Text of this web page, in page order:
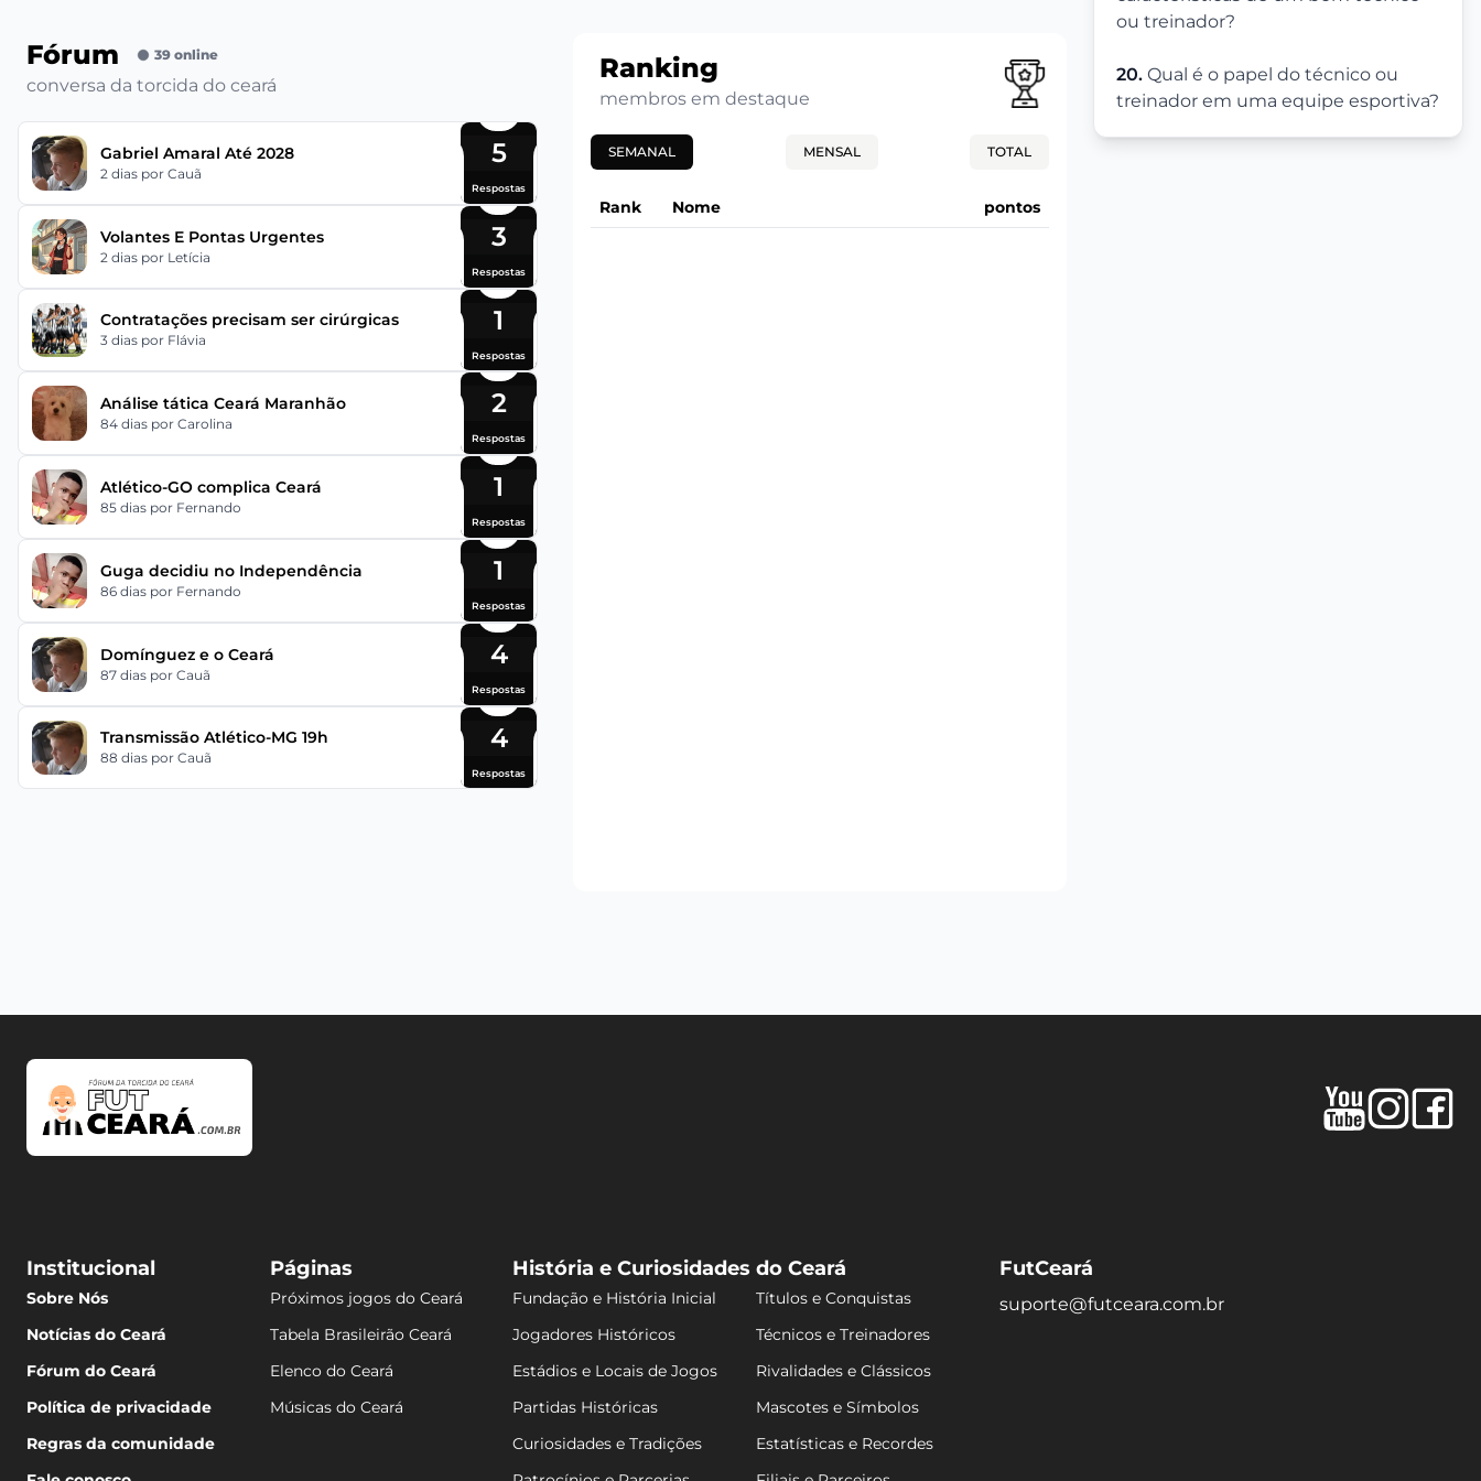
ou treinador?
20. Qual é o papel do técnico ou
treinador em uma equipe esportiva?
Fórum 39 online
conversa da torcida do ceará
Gabriel Amaral Até 2028
2 dias por Cauã
5
Respostas
Volantes E Pontas Urgentes
2 dias por Letícia
3
Respostas
Contratações precisam ser cirúrgicas
3 dias por Flávia
1
Respostas
Análise tática Ceará Maranhão
84 dias por Carolina
2
Respostas
Atlético-GO complica Ceará
85 dias por Fernando
1
Respostas
Guga decidiu no Independência
86 dias por Fernando
1
Respostas
Domínguez e o Ceará
87 dias por Cauã
4
Respostas
Transmissão Atlético-MG 19h
88 dias por Cauã
4
Respostas
Ranking
membros em destaque
SEMANAL MENSAL TOTAL
Rank Nome pontos
Institucional
Sobre Nós
Notícias do Ceará
Fórum do Ceará
Política de privacidade
Regras da comunidade
Páginas
Próximos jogos do Ceará
Tabela Brasileirão Ceará
Elenco do Ceará
Músicas do Ceará
História e Curiosidades do Ceará
Fundação e História Inicial
Títulos e Conquistas
Jogadores Históricos
Técnicos e Treinadores
Estádios e Locais de Jogos
Rivalidades e Clássicos
Partidas Históricas
Mascotes e Símbolos
Curiosidades e Tradições
Estatísticas e Recordes
FutCeará
suporte@futceara.com.br